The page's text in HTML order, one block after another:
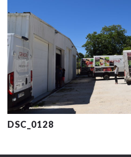
DSC_0128